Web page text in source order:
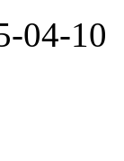
04-10